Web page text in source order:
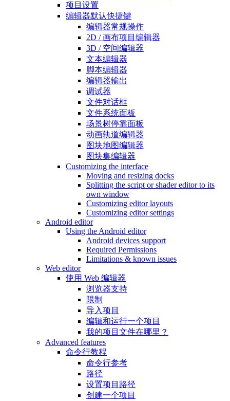
项目设置
编辑器默认快捷键
编辑器常规操作
2D / 画布项目编辑器
3D / 空间编辑器
文本编辑器
脚本编辑器
编辑器输出
调试器
文件对话框
文件系统面板
场景树停靠面板
动画轨道编辑器
图块地图编辑器
图块集编辑器
Customizing the interface
Moving and resizing docks
Splitting the script or shader editor to its
own window
Customizing editor layouts
Customizing editor settings
Android editor
Using the Android editor
Android devices support
Required Permissions
Limitations & known issues
Web editor
使用 Web 编辑器
浏览器支持
限制
导入项目
编辑和运行一个项目
我的项目文件在哪里？
Advanced features
命令行教程
命令行参考
路径
设置项目路径
创建一个项目